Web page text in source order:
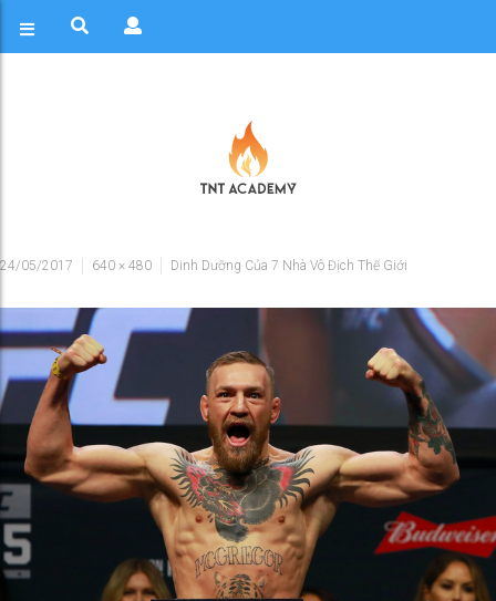
24/05/2017 640 × 480 Dinh Dưỡng Của 7 Nhà Vô Địch Thế Giới